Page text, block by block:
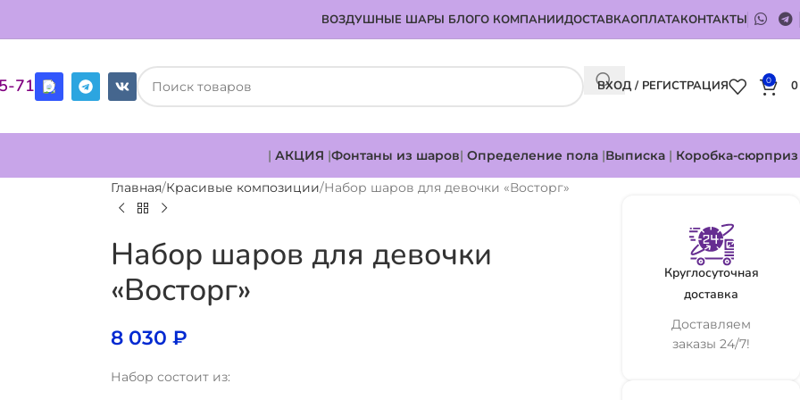
ВОЗДУШНЫЕ ШАРЫ БЛОГО КОМПАНИИДОСТАВКАОПЛАТАКОНТАКТЫ
71 ВХОД / РЕГИСТРАЦИЯ 0
| АКЦИЯ |Фонтаны из шаров| Определение пола |Выписка | Коробка-сюрприз
Главная Красивые композиции Набор шаров для девочки «Восторг»
Набор шаров для девочки
«Восторг»
8 030₽
Набор состоит из:
Круглосуточная
доставка
Доставляем
заказы 24/7!